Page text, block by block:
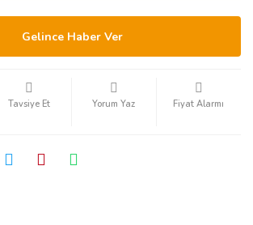
Gelince Haber Ver
Tavsiye Et Yorum Yaz Fiyat Alarmı